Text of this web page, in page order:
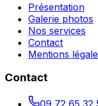
Présentation
Galerie photos
Nos services
Contact
Mentions
Contact
09 72 65 32